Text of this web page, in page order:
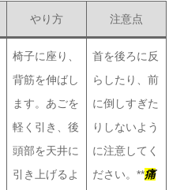
やり方 注意点
椅子に座り、
背筋を伸ばし
ます。あごを
軽く引き、後
頭部を天井に
引き上げるよ
首を後ろに反
らしたり、前
に倒しすぎた
りしないよう
に注意してく
ださい。**痛